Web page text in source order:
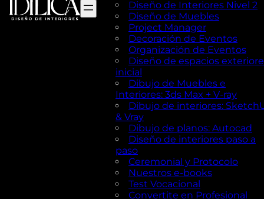
Diseño de Interiores Nivel 2
Diseño de Muebles
Project Manager
Decoración de Eventos
Organización de Eventos
Diseño de espacios
inicial
Dibujo de Muebles e
Interiores: 3ds Max + V-ray
Dibujo de interiores:
& Vray
Dibujo de planos: Autocad
Diseño de interiores paso a
paso
Ceremonial y Protocolo
Nuestros e-books
Test Vocacional
Convertite en Profesional